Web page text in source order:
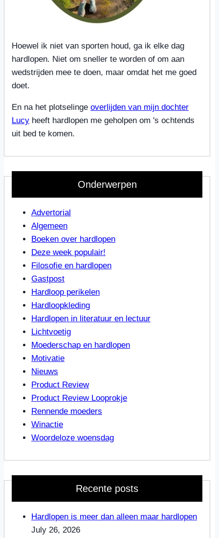
Hoewel ik niet van sporten houd, ga ik elke dag
hardlopen. Niet om sneller te worden of om aan
wedstrijden mee te doen, maar omdat het me goed
doet.
En na het plotselinge overlijden van mijn dochter
Lucy heeft hardlopen me geholpen om 's ochtends
uit bed te komen.
Onderwerpen
Advertorial
Algemeen
Boeken over hardlopen
Deze week populair!
Filosofie en hardlopen
Gastpost
Hardloop perikelen
Hardloopkleding
Hardlopen in literatuur en lectuur
Lichtvoetig
Moederschap en hardlopen
Motivatie
Nieuws
Product Review
Product Review Looprokje
Rennende moeders
Winactie
Woordeloze woensdag
Recente posts
Hardlopen is meer dan alleen maar hardlopen
July 26, 2026